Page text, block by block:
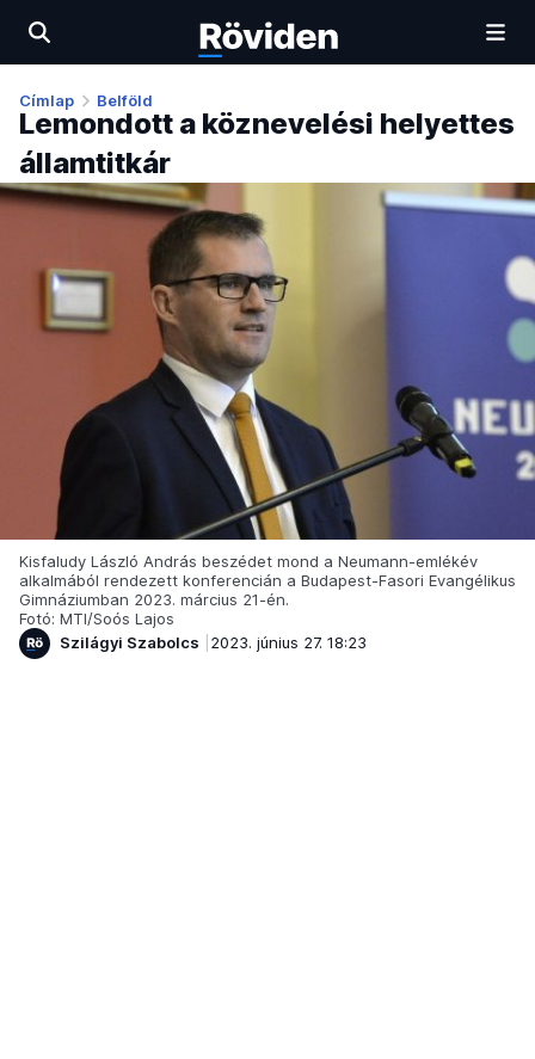
Címlap Belföld
Lemondott a köznevelési helyettes
államtitkár
Kisfaludy László András beszédet mond a Neumann-emlékév
alkalmából rendezett konferencián a Budapest-Fasori Evangélikus
Gimnáziumban 2023. március 21-én.
Fotó: MTI/Soós Lajos
Szilágyi Szabolcs
2023. június 27. 18:23